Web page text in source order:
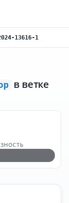
13616-1
в ветке